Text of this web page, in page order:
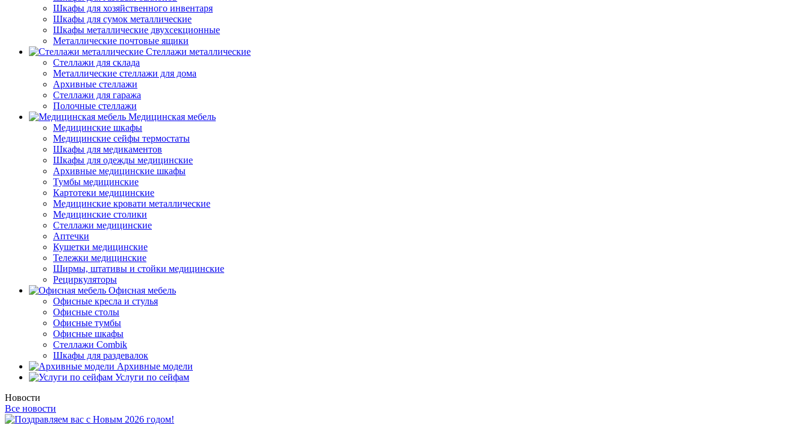
Шкафы для хозяйственного инвентаря
Шкафы для сумок металлические
Шкафы металлические двухсекционные
Металлические почтовые ящики
Стеллажи металлические
Стеллажи для склада
Металлические стеллажи для дома
Архивные стеллажи
Стеллажи для гаража
Полочные стеллажи
Медицинская мебель
Медицинские шкафы
Медицинские сейфы термостаты
Шкафы для медикаментов
Шкафы для одежды медицинские
Архивные медицинские шкафы
Тумбы медицинские
Картотеки медицинские
Медицинские кровати металлические
Медицинские столики
Стеллажи медицинские
Аптечки
Кушетки медицинские
Тележки медицинские
Ширмы, штативы и стойки медицинские
Рециркуляторы
Офисная мебель
Офисные кресла и стулья
Офисные столы
Офисные тумбы
Офисные шкафы
Стеллажи Combik
Шкафы для раздевалок
Архивные модели
Услуги по сейфам
Новости
Все новости